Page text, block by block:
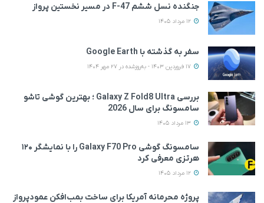
جنگنده نسل ششم F-47 در مسیر نخستین پرواز
سفر به گذشته با Google Earth
بررسی Galaxy Z Fold8 Ultra ؛ بهترین گوشی تاشو
سامسونگ برای سال 2026
سامسونگ گوشی Galaxy F70 Pro را با نمایشگر ۱۲۰
هرتزی معرفی کرد
پروژه محرمانه آمریکا برای ساخت بمب‌افکن عمودپرواز